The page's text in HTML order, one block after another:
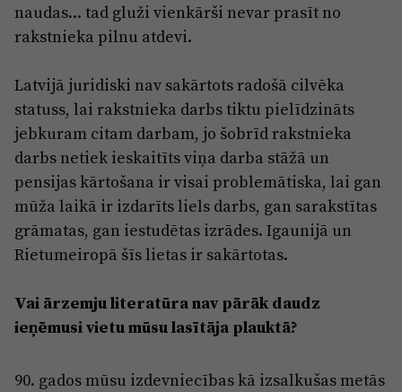
Pārredzamības paziņojumi
naudas... tad gluži vienkārši nevar prasīt no
rakstnieka pilnu atdevi.
Latvijā juridiski nav sakārtots radošā cilvēka
statuss, lai rakstnieka darbs tiktu pielīdzināts
jebkuram citam darbam, jo šobrīd rakstnieka
darbs netiek ieskaitīts viņa darba stāžā un
pensijas kārtošana ir visai problemātiska, lai gan
mūža laikā ir izdarīts liels darbs, gan sarakstītas
grāmatas, gan iestudētas izrādes. Igaunijā un
Rietumeiropā šīs lietas ir sakārtotas.
Vai ārzemju literatūra nav pārāk daudz
ieņēmusi vietu mūsu lasītāja plauktā?
90. gados mūsu izdevniecības kā izsalkušas metās